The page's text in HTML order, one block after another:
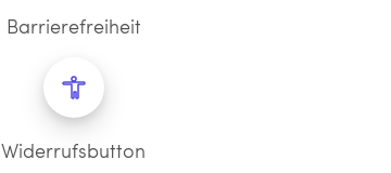
Barrierefreiheit
Widerrufsbutton